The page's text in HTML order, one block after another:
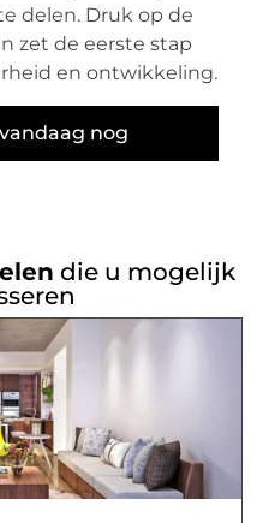
delen. Druk op de
zet de eerste stap
en ontwikkeling.
nog
die u mogelijk